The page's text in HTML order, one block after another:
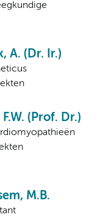
A. (Dr. Ir.)
(Prof. Dr.)
M.B.